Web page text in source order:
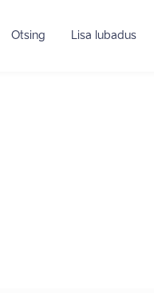
Otsing Lisa lubadus